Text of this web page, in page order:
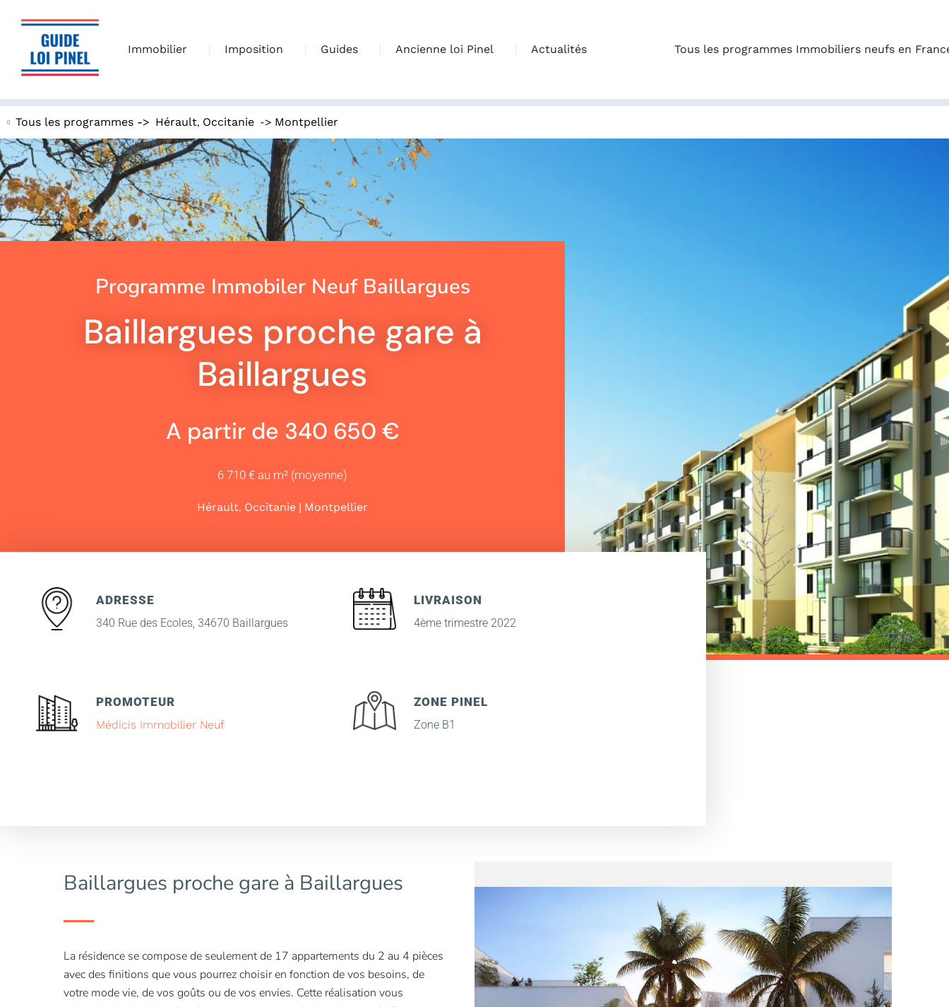
Immobilier Imposition Guides Ancienne loi Pinel Actualités Tous les programmes Immobiliers neufs en
Tous les programmes -> Hérault, Occitanie -> Montpellier
Programme Immobiler Neuf Baillargues
Baillargues proche gare à
Baillargues
A partir de 340 650 €
6 710 € au m² (moyenne)
Hérault, Occitanie | Montpellier
ADRESSE
340 Rue des Ecoles, 34670 Baillargues
LIVRAISON
4ème trimestre 2022
PROMOTEUR
Médicis Immobilier Neuf
ZONE PINEL
Zone B1
Baillargues proche gare à Baillargues
La résidence se compose de seulement de 17 appartements du 2 au 4 pièces
avec des finitions que vous pourrez choisir en fonction de vos besoins, de
votre mode vie, de vos goûts ou de vos envies. Cette réalisation vous